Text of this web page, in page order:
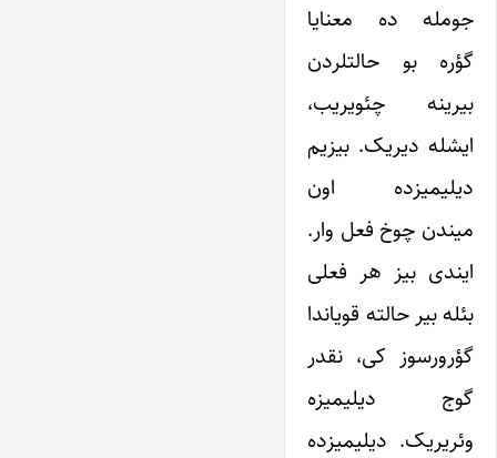
جومله ده معنایا
گؤره بو حالتلردن
بیرینه چئویریب،
ایشله دیریک. بیزیم
دیلیمیزده اون
میندن چوخ فعل وار.
ایندی بیز هر فعلی
بئله بیر حالته قویاندا
گؤرورسوز کی، نقدر
گوج دیلیمیزه
وئریریک. دیلیمیزده